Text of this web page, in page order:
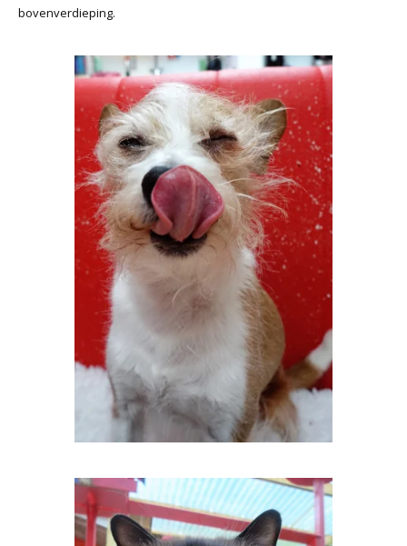
bovenverdieping.